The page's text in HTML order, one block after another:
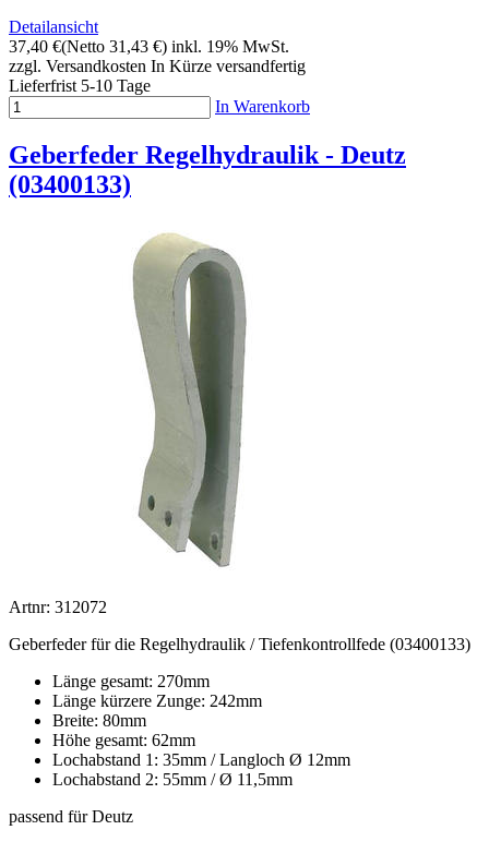
Detailansicht
37,40 €(Netto 31,43 €) inkl. 19% MwSt.
zzgl. Versandkosten In Kürze versandfertig
Lieferfrist 5-10 Tage
In Warenkorb
Geberfeder Regelhydraulik - Deutz
(03400133)
Artnr: 312072
Geberfeder für die Regelhydraulik / Tiefenkontrollfede (03400133)
Länge gesamt: 270mm
Länge kürzere Zunge: 242mm
Breite: 80mm
Höhe gesamt: 62mm
Lochabstand 1: 35mm / Langloch Ø 12mm
Lochabstand 2: 55mm / Ø 11,5mm
passend für Deutz